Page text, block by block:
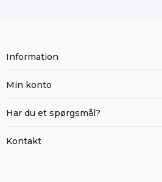
Information
Min konto
Har du et spørgsmål?
Kontakt